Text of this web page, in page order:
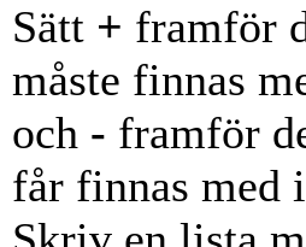
Sätt + framför
måste finnas
och - framför
får finnas med